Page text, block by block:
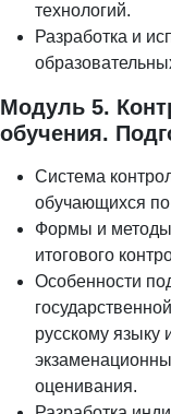
технологий.
Разработка и
Модуль 5.
обучения.
Система
обучающихся по
Формы и методы
итогового
Особенности
русскому языку
оценивания.